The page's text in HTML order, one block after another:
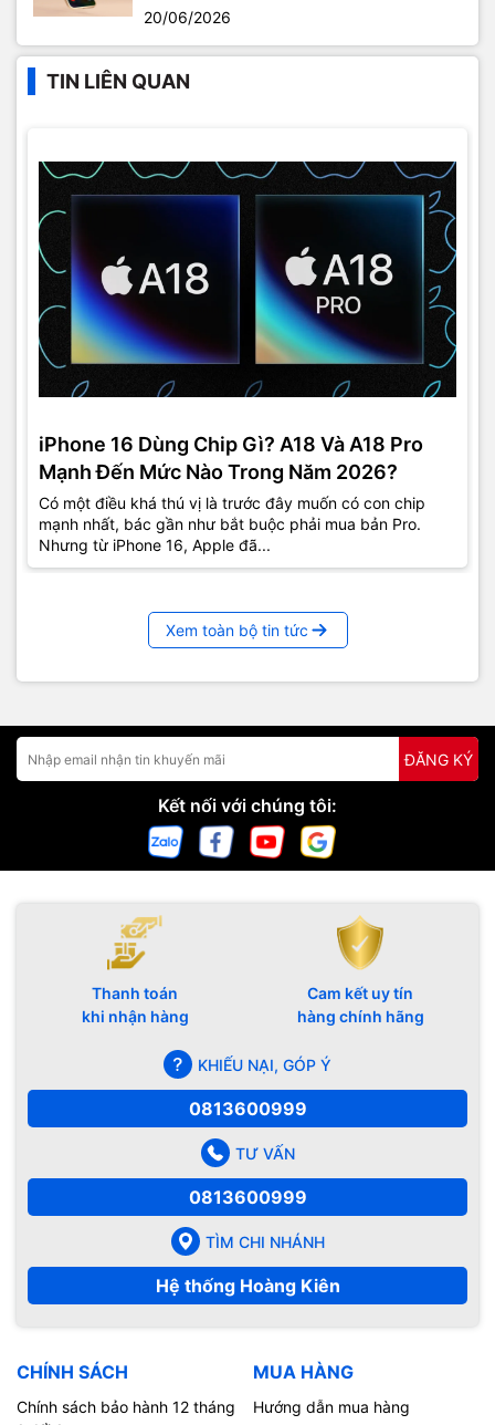
20/06/2026
TIN LIÊN QUAN
iPhone 16 Dùng Chip Gì? A18 Và A18 Pro
Mạnh Đến Mức Nào Trong Năm 2026?
Có một điều khá thú vị là trước đây muốn có con chip
mạnh nhất, bác gần như bắt buộc phải mua bản Pro.
Nhưng từ iPhone 16, Apple đã...
Xem toàn bộ tin tức
ĐĂNG KÝ
Kết nối với chúng tôi:
Thanh toán
khi nhận hàng
Cam kết uy tín
hàng chính hãng
KHIẾU NẠI, GÓP Ý
0813600999
TƯ VẤN
0813600999
TÌM CHI NHÁNH
Hệ thống Hoàng Kiên
CHÍNH SÁCH
Chính sách bảo hành 12 tháng
MUA HÀNG
Hướng dẫn mua hàng